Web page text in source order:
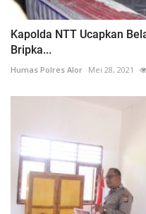
Kapolda NTT Ucapkan
Bripka...
Humas Polres Alor Mei 28, 2021